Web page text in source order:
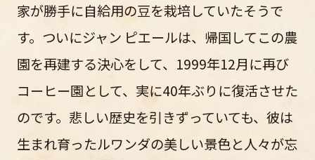
家が勝手に自給用の豆を栽培していたそうで
す。ついにジャン ピエールは、帰国してこの農
園を再建する決心をして、1999年12月に再び
コーヒー園として、実に40年ぶりに復活させた
のです。悲しい歴史を引きずっていても、彼は
生まれ育ったルワンダの美しい景色と人々が忘